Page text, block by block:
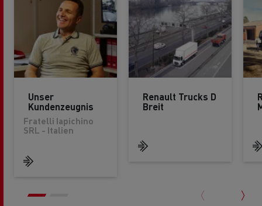
Unser
Kundenzeugnis
Fratelli Iapichino
SRL - Italien
Renault Trucks D
Breit